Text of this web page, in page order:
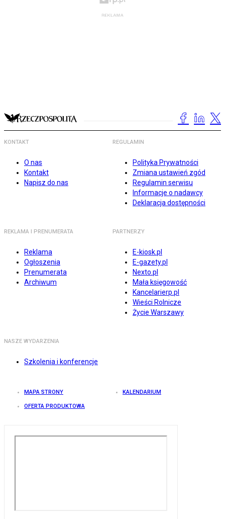
KONTAKT
O nas
Kontakt
Napisz do nas
REGULAMIN
Polityka Prywatności
Zmiana ustawień zgód
Regulamin serwisu
Informacje o nadawcy
Deklaracja dostępności
REKLAMA I PRENUMERATA
Reklama
Ogłoszenia
Prenumerata
Archiwum
PARTNERZY
E-kiosk.pl
E-gazety.pl
Nexto.pl
Mała księgowość
Kancelarierp.pl
Wieści Rolnicze
Życie Warszawy
NASZE WYDARZENIA
Szkolenia i konferencje
MAPA STRONY KALENDARIUM
OFERTA PRODUKTOWA